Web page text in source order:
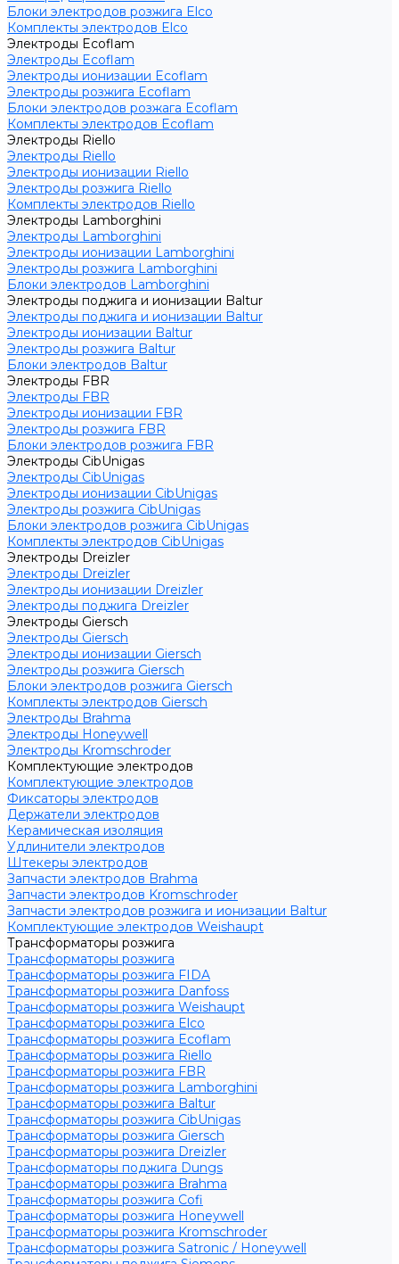
Блоки электродов розжига Elco
Комплекты электродов Elco
Электроды Ecoflam
Электроды Ecoflam
Электроды ионизации Ecoflam
Электроды розжига Ecoflam
Блоки электродов розжага Ecoflam
Комплекты электродов Ecoflam
Электроды Riello
Электроды Riello
Электроды ионизации Riello
Электроды розжига Riello
Комплекты электродов Riello
Электроды Lamborghini
Электроды Lamborghini
Электроды ионизации Lamborghini
Электроды розжига Lamborghini
Блоки электродов Lamborghini
Электроды поджига и ионизации Baltur
Электроды поджига и ионизации Baltur
Электроды ионизации Baltur
Электроды розжига Baltur
Блоки электродов Baltur
Электроды FBR
Электроды FBR
Электроды ионизации FBR
Электроды розжига FBR
Блоки электродов розжига FBR
Электроды CibUnigas
Электроды CibUnigas
Электроды ионизации CibUnigas
Электроды розжига CibUnigas
Блоки электродов розжига CibUnigas
Комплекты электродов CibUnigas
Электроды Dreizler
Электроды Dreizler
Электроды ионизации Dreizler
Электроды поджига Dreizler
Электроды Giersch
Электроды Giersch
Электроды ионизации Giersch
Электроды розжига Giersch
Блоки электродов розжига Giersch
Комплекты электродов Giersch
Электроды Brahma
Электроды Honeywell
Электроды Kromschroder
Комплектующие электродов
Комплектующие электродов
Фиксаторы электродов
Держатели электродов
Керамическая изоляция
Удлинители электродов
Штекеры электродов
Запчасти электродов Brahma
Запчасти электродов Kromschroder
Запчасти электродов розжига и ионизации Baltur
Комплектующие электродов Weishaupt
Трансформаторы розжига
Трансформаторы розжига
Трансформаторы розжига FIDA
Трансформаторы розжига Danfoss
Трансформаторы розжига Weishaupt
Трансформаторы розжига Elco
Трансформаторы розжига Ecoflam
Трансформаторы розжига Riello
Трансформаторы розжига FBR
Трансформаторы розжига Lamborghini
Трансформаторы розжига Baltur
Трансформаторы розжига CibUnigas
Трансформаторы розжига Giersch
Трансформаторы розжига Dreizler
Трансформаторы поджига Dungs
Трансформаторы розжига Brahma
Трансформаторы розжига Cofi
Трансформаторы розжига Honeywell
Трансформаторы розжига Kromschroder
Трансформаторы розжига Satronic / Honeywell